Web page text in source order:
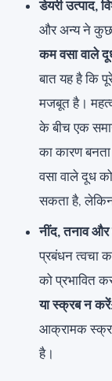
डेयरी उत्पाद,
और अन्य ने
कम वसा वाले
बात यह है कि
मजबूत है।
के बीच एक
का कारण
वसा वाले दूध
सकता है,
नींद, तनाव
प्रबंधन त्वचा
को प्रभावित
या स्क्रब न करें
आक्रामक
है।